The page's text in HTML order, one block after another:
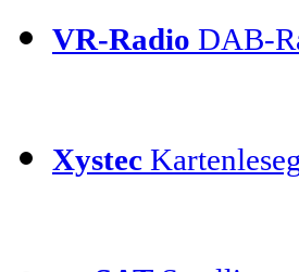
VR-Radio DAB-
Xystec